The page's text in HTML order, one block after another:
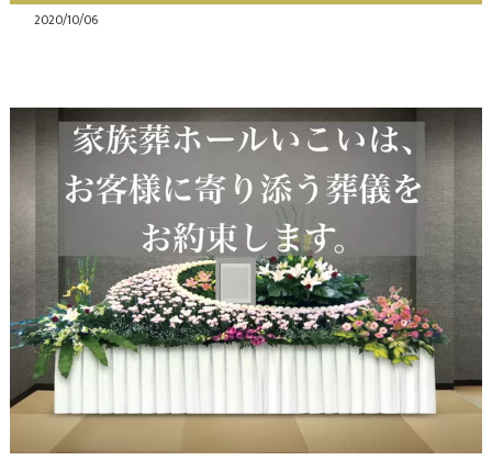
2020/10/06